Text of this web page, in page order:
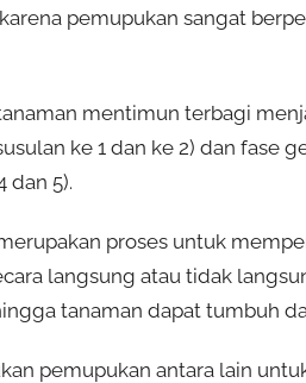
pemupukan sangat
mentimun terbagi
ke 1 dan ke 2) dan fase
dan 5).
proses untuk
langsung atau tidak
tanaman dapat tumbuh
pemupukan antara lain